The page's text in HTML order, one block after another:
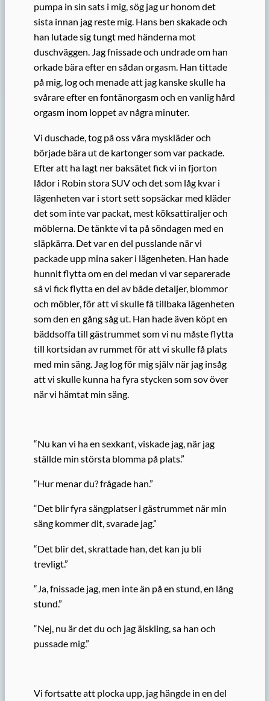
pumpa in sin sats i mig, sög jag ur honom det
sista innan jag reste mig. Hans ben skakade och
han lutade sig tungt med händerna mot
duschväggen. Jag fnissade och undrade om han
orkade bära efter en sådan orgasm. Han tittade
på mig, log och menade att jag kanske skulle ha
svårare efter en fontänorgasm och en vanlig hård
orgasm inom loppet av några minuter.
Vi duschade, tog på oss våra myskläder och
började bära ut de kartonger som var packade.
Efter att ha lagt ner baksätet fick vi in fjorton
lådor i Robin stora SUV och det som låg kvar i
lägenheten var i stort sett sopsäckar med kläder
det som inte var packat, mest köksattiraljer och
möblerna. De tänkte vi ta på söndagen med en
släpkärra. Det var en del pusslande när vi
packade upp mina saker i lägenheten. Han hade
hunnit flytta om en del medan vi var separerade
så vi fick flytta en del av både detaljer, blommor
och möbler, för att vi skulle få tillbaka lägenheten
som den en gång såg ut. Han hade även köpt en
bäddsoffa till gästrummet som vi nu måste flytta
till kortsidan av rummet för att vi skulle få plats
med min säng. Jag log för mig själv när jag insåg
att vi skulle kunna ha fyra stycken som sov över
när vi hämtat min säng.
“Nu kan vi ha en sexkant, viskade jag, när jag
ställde min största blomma på plats.”
“Hur menar du? frågade han.”
“Det blir fyra sängplatser i gästrummet när min
säng kommer dit, svarade jag.”
“Det blir det, skrattade han, det kan ju bli
trevligt.”
“Ja, fnissade jag, men inte än på en stund, en lång
stund.”
“Nej, nu är det du och jag älskling, sa han och
pussade mig.”
Vi fortsatte att plocka upp, jag hängde in en del